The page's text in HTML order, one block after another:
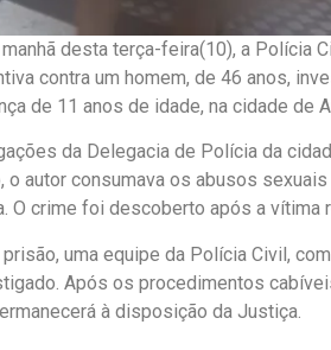
desta terça-feira(10), a Polícia
contra um homem, de 46 anos,
de 11 anos de idade, na cidade de
da Delegacia de Polícia da
o autor consumava os abusos
O crime foi descoberto após a
uma equipe da Polícia Civil,
Após os procedimentos
à disposição da Justiça.